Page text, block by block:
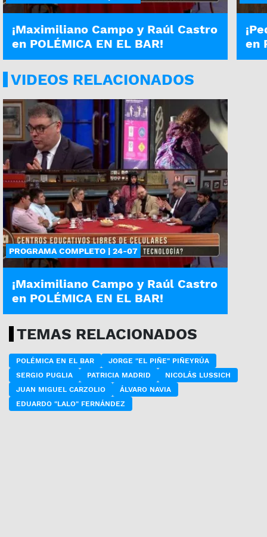
¡Maximiliano Campo y Raúl Castro
en POLÉMICA EN EL BAR!
en
VIDEOS RELACIONADOS
PROGRAMA COMPLETO | 24-07
¡Maximiliano Campo y Raúl Castro
en POLÉMICA EN EL BAR!
TEMAS RELACIONADOS
POLÉMICA EN EL BAR
JORGE "EL PIÑE" PIÑEYRÚA
SERGIO PUGLIA
PATRICIA MADRID
NICOLÁS LUSSICH
JUAN MIGUEL CARZOLIO
ÁLVARO NAVIA
EDUARDO "LALO" FERNÁNDEZ